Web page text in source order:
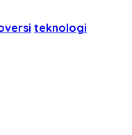
teknologi